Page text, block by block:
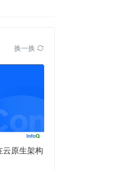
换一换 
云原生架构